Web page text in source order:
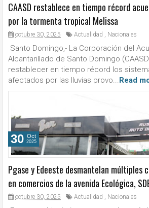
CAASD restablece en tiempo récord
por la tormenta tropical Melissa
octubre 30, 2025 Actualidad , Nacionales
Santo Domingo,- La Corporación del
Alcantarillado de Santo Domingo
restablecer en tiempo récord los
afectados por las lluvias provo...Read
Pgase y Edeeste desmantelan múltiples
en comercios de la avenida Ecológica,
octubre 30, 2025 Actualidad , Nacionales
30 Oct
2025